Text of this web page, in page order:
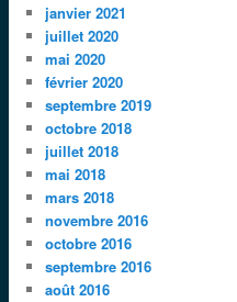
janvier 2021
juillet 2020
mai 2020
février 2020
septembre 2019
octobre 2018
juillet 2018
mai 2018
mars 2018
novembre 2016
octobre 2016
septembre 2016
août 2016